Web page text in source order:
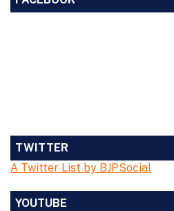
TWITTER
A Twitter List by BJPSocial
YOUTUBE